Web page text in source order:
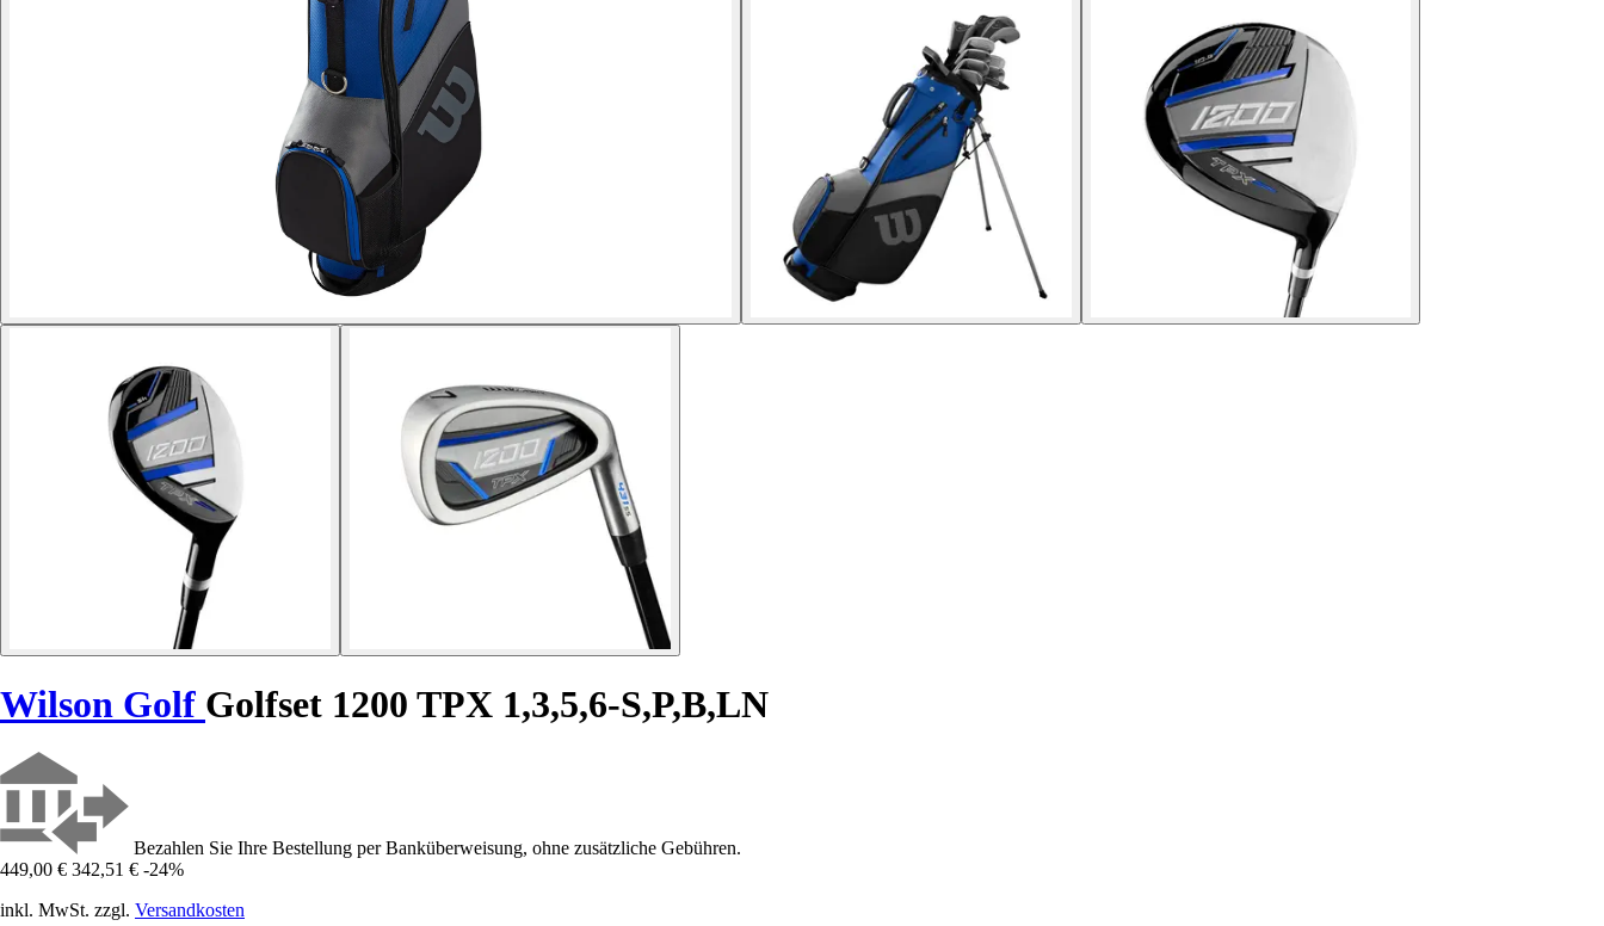
Wilson Golf Golfset 1200 TPX 1,3,5,6-S,P,B,LN
Bezahlen Sie Ihre Bestellung per Banküberweisung, ohne zusätzliche Gebühren.
449,00 € 342,51 € -24%
inkl. MwSt. zzgl. Versandkosten